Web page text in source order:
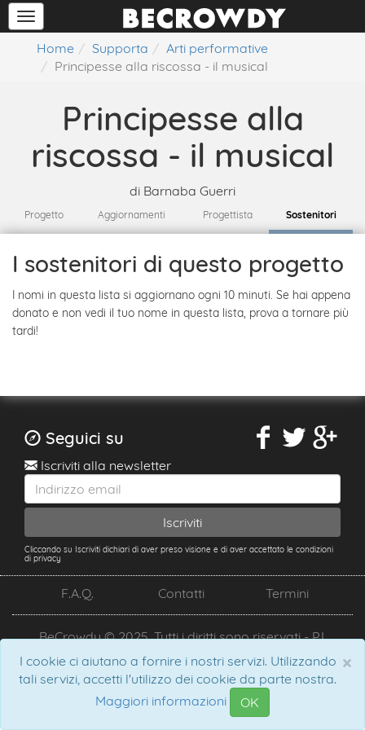
Home Supporta
Arti performative
Principesse alla riscossa - il musical
Principesse alla
riscossa - il musical
di Barnaba Guerri
Progetto Aggiornamenti Progettista Sostenitori
I sostenitori di questo progetto
I nomi in questa lista si aggiornano ogni 10 minuti. Se hai appena
donato e non vedi il tuo nome in questa lista, prova a tornare più
tardi!
Seguici su
Iscriviti alla newsletter
Cliccando su Iscriviti dichiari di aver preso visione e di aver accettato le condizioni
di privacy
F.A.Q. Contatti Termini
BeCrowdy © 2025. Tutti i diritti sono riservati - P.I.
02708040346
×
I cookie ci aiutano a fornire i nostri servizi. Utilizzando
tali servizi, accetti l'utilizzo dei cookie da parte nostra.
Maggiori informazioni
OK